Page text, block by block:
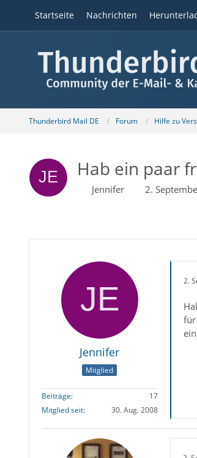
Startseite Nachrichten
Thunderbird Mail DE Forum Hilfe zu
Hab ein paar
Jennifer 2.
Jennifer
Mitglied
Beiträge
17
Mitglied seit
30. Aug. 2008
2.
für